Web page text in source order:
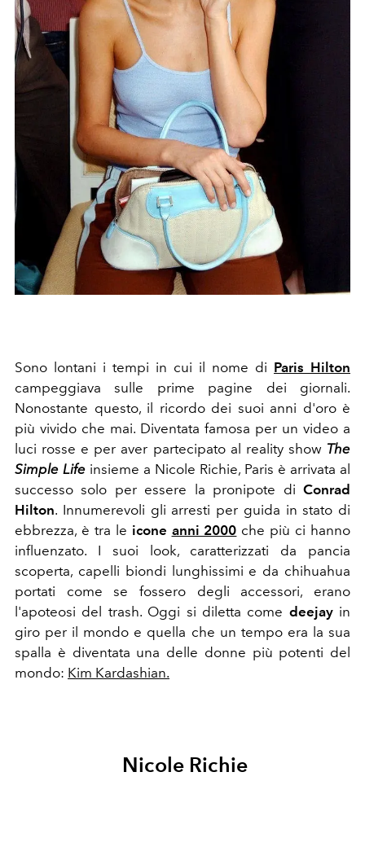
Sono lontani i tempi in cui il nome di Paris Hilton
campeggiava sulle prime pagine dei giornali.
Nonostante questo, il ricordo dei suoi anni d'oro è
più vivido che mai. Diventata famosa per un video a
luci rosse e per aver partecipato al reality show The
Simple Life insieme a Nicole Richie, Paris è arrivata al
successo solo per essere la pronipote di Conrad
Hilton. Innumerevoli gli arresti per guida in stato di
ebbrezza, è tra le icone anni 2000 che più ci hanno
influenzato. I suoi look, caratterizzati da pancia
scoperta, capelli biondi lunghissimi e da chihuahua
portati come se fossero degli accessori, erano
l'apoteosi del trash. Oggi si diletta come deejay in
giro per il mondo e quella che un tempo era la sua
spalla è diventata una delle donne più potenti del
mondo: Kim Kardashian.
Nicole Richie